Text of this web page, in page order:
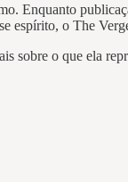
Enquanto
espírito, o The
sobre o que ela